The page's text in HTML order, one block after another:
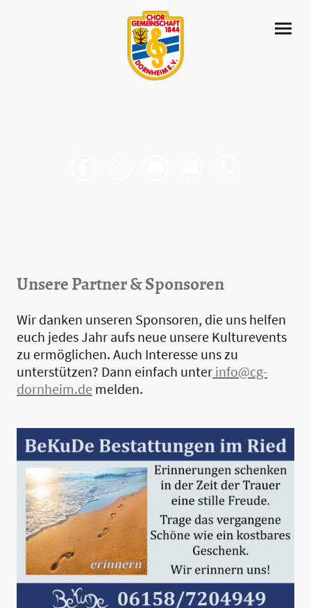
Unsere Partner & Sponsoren
Wir danken unseren Sponsoren, die uns helfen
euch jedes Jahr aufs neue unsere Kulturevents
zu ermöglichen. Auch Interesse uns zu
unterstützen? Dann einfach unter info@cg-
dornheim.de melden.